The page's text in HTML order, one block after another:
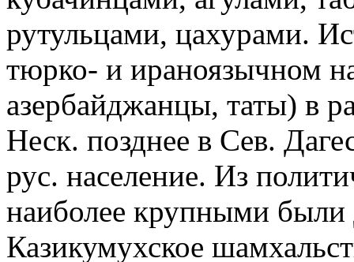
рутульцами, цахурами.
тюрко- и ираноязычном
азербайджанцы, таты) в
Неск. позднее в Сев.
рус. население. Из
наиболее крупными были
Казикумухское